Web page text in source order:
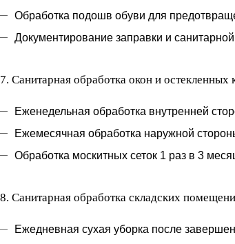
Обработка подошв обуви для
Документирование заправки и
7. Санитарная обработка окон и остекленных
Еженедельная обработка внутренней
Ежемесячная обработка наружной
Обработка москитных сеток 1 раз в 3
8. Санитарная обработка складских
Ежедневная сухая уборка после